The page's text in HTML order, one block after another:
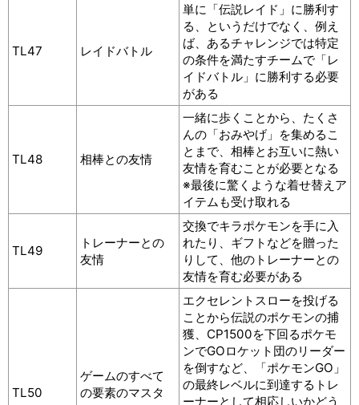
TL47 レイドバトル
単に「伝説レイド」に勝利す
る、というだけでなく、例え
ば、あるチャレンジでは特定
の条件を満たすチームで「レ
イドバトル」に勝利する必要
がある
TL48 相棒との友情
一緒に歩くことから、たくさ
んの「おみやげ」を集めるこ
とまで、相棒とお互いに熱い
友情を育むことが必要となる
※最後に驚くような着せ替えア
イテムも受け取れる
TL49
トレーナーとの
友情
交換でキラポケモンを手に入
れたり、ギフトなどを贈った
りして、他のトレーナーとの
友情を育む必要がある
TL50
ゲームのすべて
の要素のマスタ
エクセレントスローを投げる
ことから伝説のポケモンの捕
獲、CP1500を下回るポケモ
ンでGOロケット団のリーダー
を倒すなど、「ポケモンGO」
の最終レベルに到達するトレ
ーナーとして相応しいかどう